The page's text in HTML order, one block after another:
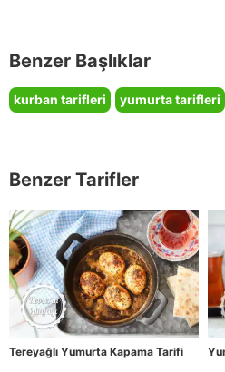
Benzer Başlıklar
kurban tarifleri yumurta tarifleri
Benzer Tarifler
Tereyağlı Yumurta Kapama Tarifi